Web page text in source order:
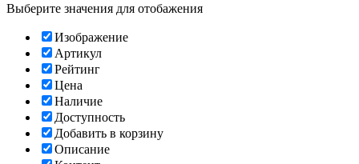
Выберите значения для отобажения
Изображение
Артикул
Рейтинг
Цена
Наличие
Доступность
Добавить в корзину
Описание